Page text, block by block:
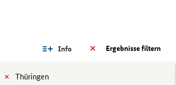
Ergebnisse filtern
Info
Thüringen